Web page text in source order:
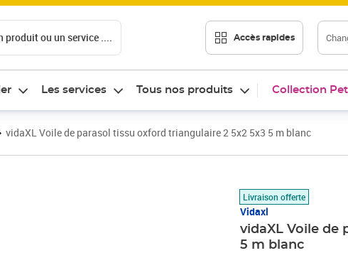
produit ou un service .... Accès rapides
Les services Tous nos produits Collection
vidaXL Voile de parasol tissu oxford triangulaire 2 5x2 5x3 5 m blanc
Livraison offerte
Vidaxl
vidaXL Voile de
5 m blanc
Prix 27,38€